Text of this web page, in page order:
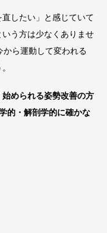
直したい」と感じていて
う方は少なくありませ
から運動して変われる
められる姿勢改善の方
的・解剖学的に確かな